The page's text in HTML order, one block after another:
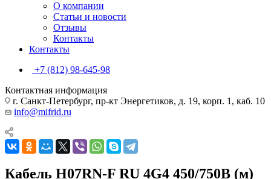
О компании
Статьи и новости
Отзывы
Контакты
Контакты
+7 (812) 98-645-98
Контактная информация
г. Санкт-Петербург, пр-кт Энергетиков, д. 19, корп. 1, каб. 10
info@mifrid.ru
Кабель H07RN-F RU 4G4 450/750В (м)